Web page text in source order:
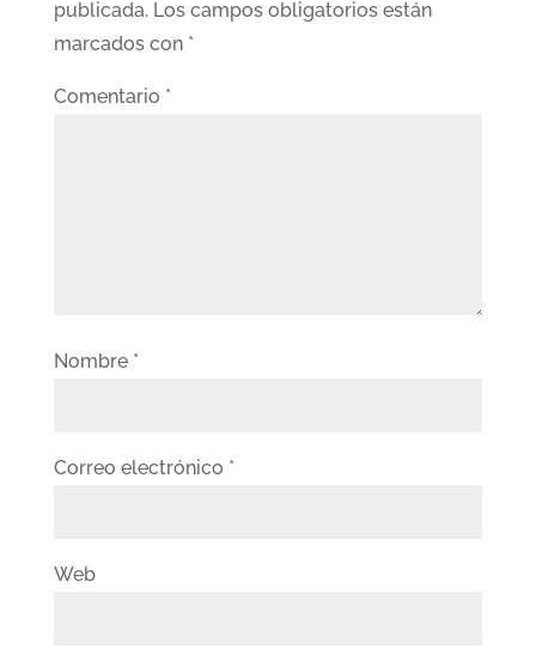
publicada. Los campos obligatorios están
marcados con *
Comentario *
Nombre *
Correo electrónico *
Web